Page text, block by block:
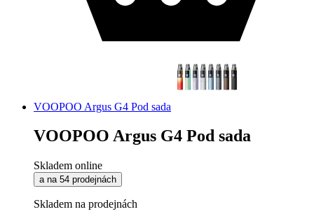
VOOPOO Argus G4 Pod sada
VOOPOO Argus G4 Pod sada
Skladem online
a na 54 prodejnách
Skladem na prodejnách